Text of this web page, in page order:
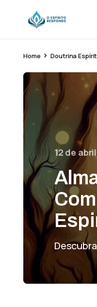
Home Doutrina
12 de